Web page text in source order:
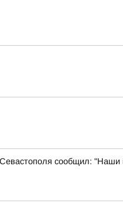
сообщил: